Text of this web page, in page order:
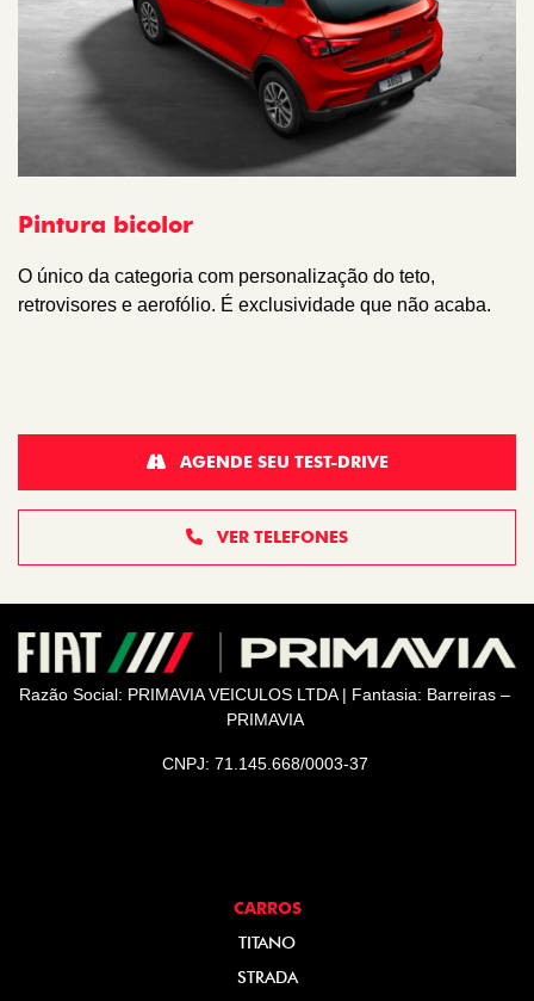
Pintura bicolor
O único da categoria com personalização do teto,
retrovisores e aerofólio. É exclusividade que não acaba.
VER TELEFONES
AGENDE SEU TEST-DRIVE
Razão Social: PRIMAVIA VEICULOS LTDA | Fantasia: Barreiras –
PRIMAVIA
CNPJ: 71.145.668/0003-37
CARROS
TITANO
STRADA